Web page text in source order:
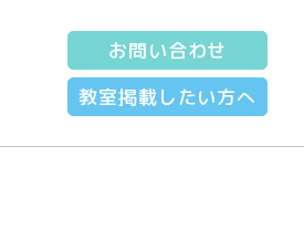
お問い合わせ
教室掲載したい方へ